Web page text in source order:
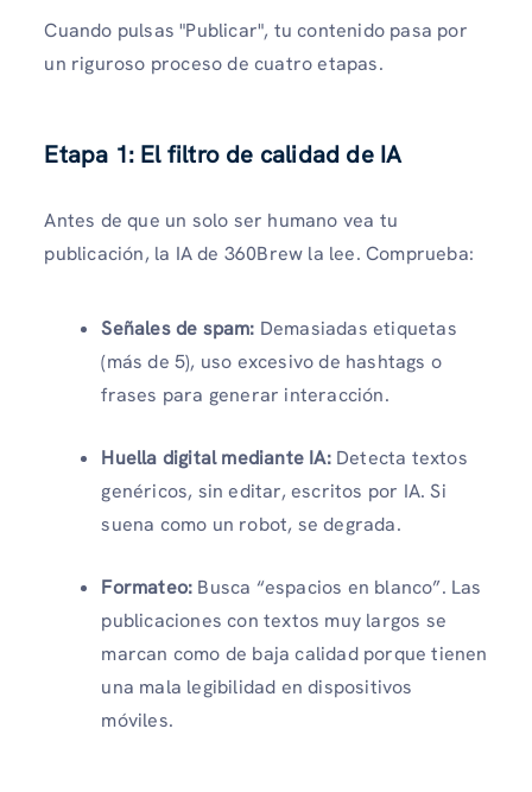
Cuando pulsas "Publicar", tu contenido pasa por
un riguroso proceso de cuatro etapas.
Etapa 1: El filtro de calidad de IA
Antes de que un solo ser humano vea tu
publicación, la IA de 360Brew la lee. Comprueba:
Señales de spam: Demasiadas etiquetas
(más de 5), uso excesivo de hashtags o
frases para generar interacción.
Huella digital mediante IA:Detecta textos
genéricos, sin editar, escritos por IA. Si
suena como un robot, se degrada.
Formateo: Busca “espacios en blanco”. Las
publicaciones con textos muy largos se
marcan como de baja calidad porque tienen
una mala legibilidad en dispositivos
móviles.